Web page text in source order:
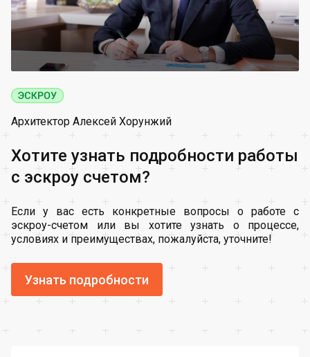
Архитектор Алексей Хорунжий
Хотите узнать подробности работы
с эскроу счетом?
Если у вас есть конкретные вопросы о работе с
эскроу-счетом или вы хотите узнать о процессе,
условиях и преимуществах, пожалуйста, уточните!
Узнать подробности